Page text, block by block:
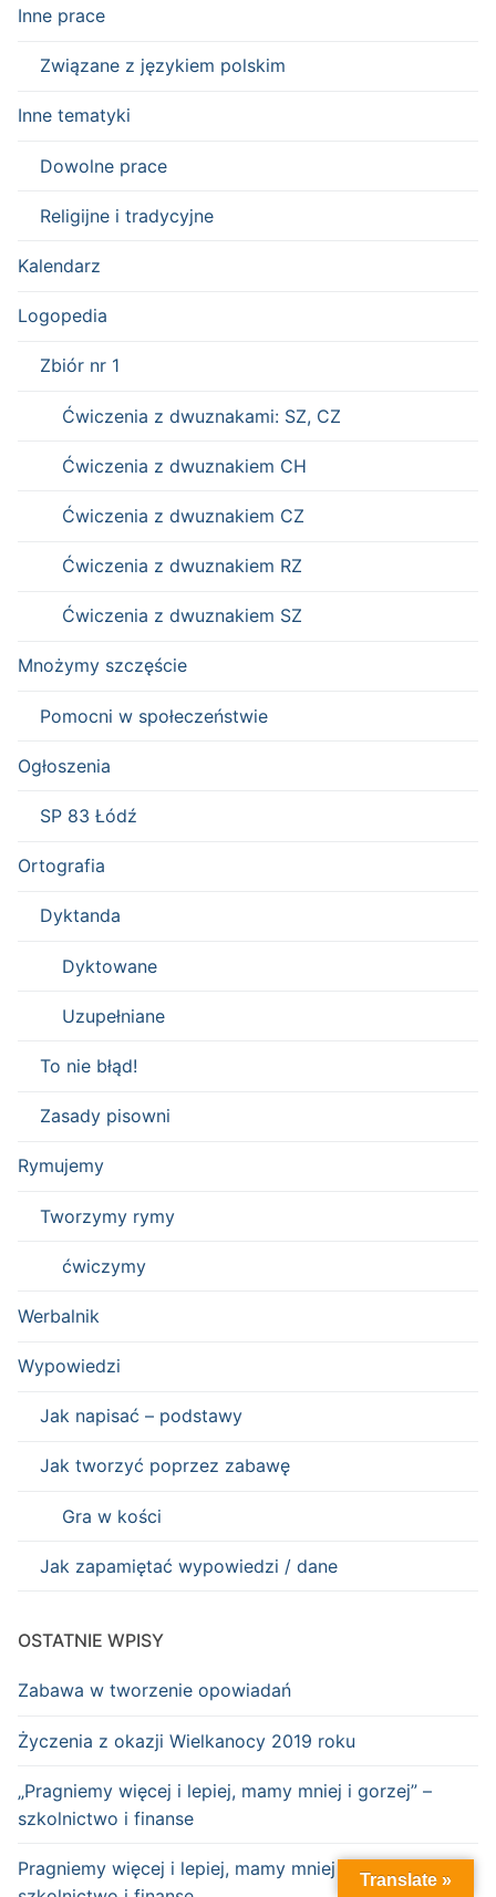
Inne prace
Związane z językiem polskim
Inne tematyki
Dowolne prace
Religijne i tradycyjne
Kalendarz
Logopedia
Zbiór nr 1
Ćwiczenia z dwuznakami: SZ, CZ
Ćwiczenia z dwuznakiem CH
Ćwiczenia z dwuznakiem CZ
Ćwiczenia z dwuznakiem RZ
Ćwiczenia z dwuznakiem SZ
Mnożymy szczęście
Pomocni w społeczeństwie
Ogłoszenia
SP 83 Łódź
Ortografia
Dyktanda
Dyktowane
Uzupełniane
To nie błąd!
Zasady pisowni
Rymujemy
Tworzymy rymy
ćwiczymy
Werbalnik
Wypowiedzi
Jak napisać – podstawy
Jak tworzyć poprzez zabawę
Gra w kości
Jak zapamiętać wypowiedzi / dane
OSTATNIE WPISY
Zabawa w tworzenie opowiadań
Życzenia z okazji Wielkanocy 2019 roku
„Pragniemy więcej i lepiej, mamy mniej i gorzej” –
szkolnictwo i finanse
Pragniemy więcej i lepiej, mamy mniej i gorzej –
Translate »